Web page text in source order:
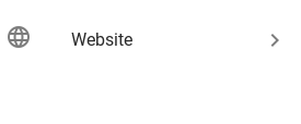
language Website keyboard_arrow_right